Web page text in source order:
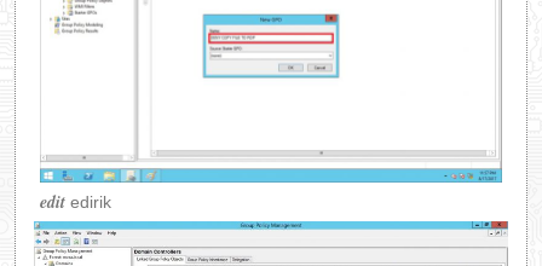
edit edirik